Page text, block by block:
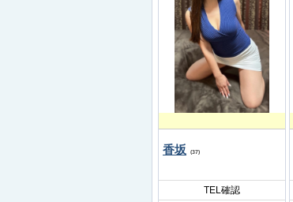
香坂 (37)
TEL確認